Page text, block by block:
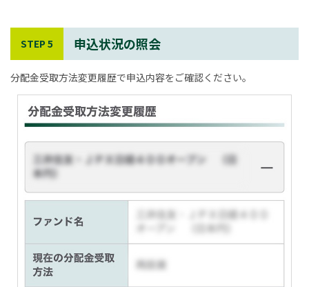
STEP 5 申込状況の照会
分配金受取方法変更履歴で申込内容をご確認ください。